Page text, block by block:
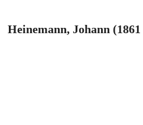
Heinemann, Johann (1861